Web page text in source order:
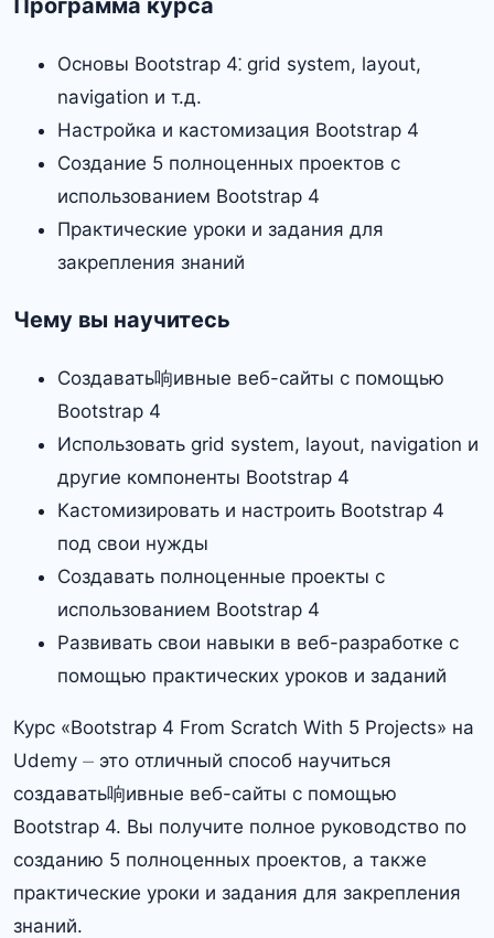
Программа курса
Основы Bootstrap 4⁚ grid system, layout,
navigation и т.д.
Настройка и кастомизация Bootstrap 4
Создание 5 полноценных проектов с
использованием Bootstrap 4
Практические уроки и задания для
закрепления знаний
Чему вы научитесь
Создавать响ивные веб-сайты с помощью
Bootstrap 4
Использовать grid system, layout, navigation и
другие компоненты Bootstrap 4
Кастомизировать и настроить Bootstrap 4
под свои нужды
Создавать полноценные проекты с
использованием Bootstrap 4
Развивать свои навыки в веб-разработке с
помощью практических уроков и заданий
Курс «Bootstrap 4 From Scratch With 5 Projects» на
Udemy ⏤ это отличный способ научиться
создавать响ивные веб-сайты с помощью
Bootstrap 4. Вы получите полное руководство по
созданию 5 полноценных проектов, а также
практические уроки и задания для закрепления
знаний.